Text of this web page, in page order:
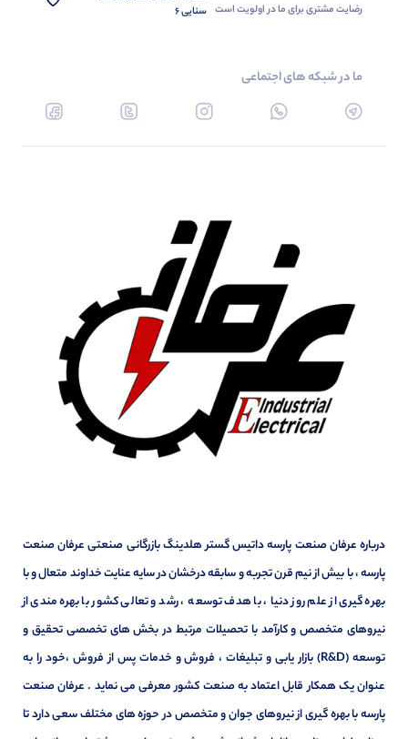
رضایت مشتری برای ما در اولویت است سنایی 6
ما در شبکه های اجتماعی
درباره عرفان صنعت پارسه داتیس گستر هلدینگ بازرگانی صنعتی عرفان صنعت
پارسه ، با بیش از نیم قرن تجربه و سابقه درخشان در سایه عنایت خداوند متعال و با
بهره گیری از علم روز دنیا ، با هدف توسعه ، رشد و تعالی کشور با بهره مندی از
نیروهای متخصص و کارآمد با تحصیلات مرتبط در بخش های تخصصی تحقیق و
توسعه (R&D) بازار یابی و تبلیغات ، فروش و خدمات پس از فروش ،خود را به
عنوان یک همکار قابل اعتماد به صنعت کشور معرفی می نماید . عرفان صنعت
پارسه با بهره گیری از نیروهای جوان و متخصص در حوزه های مختلف سعی دارد تا